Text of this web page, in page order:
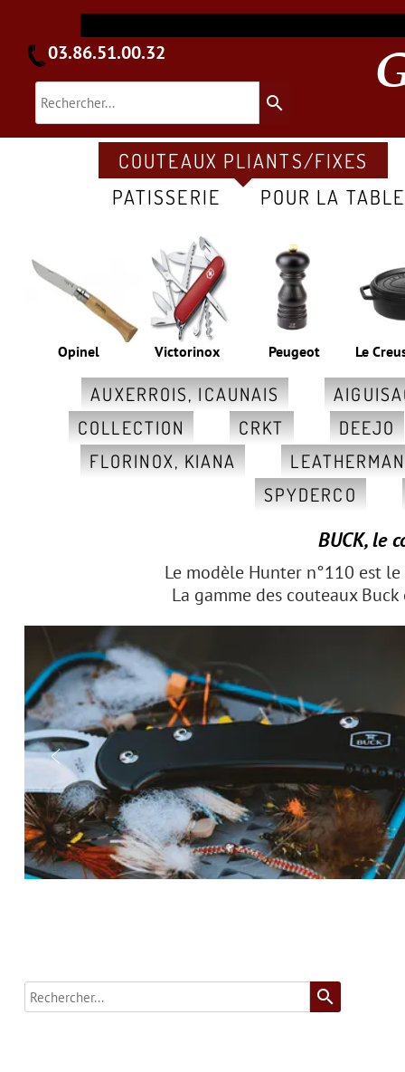
search
AUXERROIS, ICAUNAIS
COLLECTION
CRKT
DEEJO
FLORINOX, KIANA
LEATHERMAN
SPYDERCO
Peugeot Le
Victorinox
Opinel
COUTEAUX PLIANTS/FIXES
PATISSERIE
POUR LA TABLE
03.86.51.00.32
BUCK, le
Le modèle Hunter n°110 est
La gamme des couteaux

search